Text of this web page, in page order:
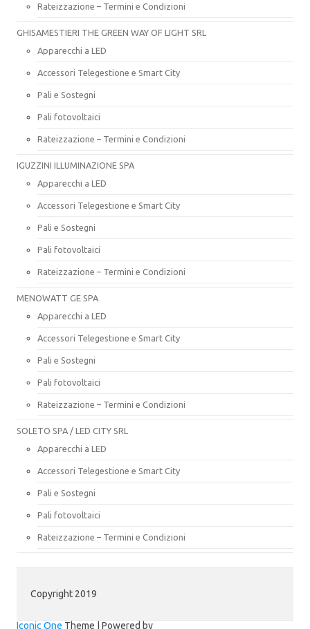
Rateizzazione – Termini e Condizioni
GHISAMESTIERI THE GREEN WAY OF LIGHT SRL
Apparecchi a LED
Accessori Telegestione e Smart City
Pali e Sostegni
Pali fotovoltaici
Rateizzazione – Termini e Condizioni
IGUZZINI ILLUMINAZIONE SPA
Apparecchi a LED
Accessori Telegestione e Smart City
Pali e Sostegni
Pali fotovoltaici
Rateizzazione – Termini e Condizioni
MENOWATT GE SPA
Apparecchi a LED
Accessori Telegestione e Smart City
Pali e Sostegni
Pali fotovoltaici
Rateizzazione – Termini e Condizioni
SOLETO SPA / LED CITY SRL
Apparecchi a LED
Accessori Telegestione e Smart City
Pali e Sostegni
Pali fotovoltaici
Rateizzazione – Termini e Condizioni
Copyright 2019
Iconic One Theme | Powered by